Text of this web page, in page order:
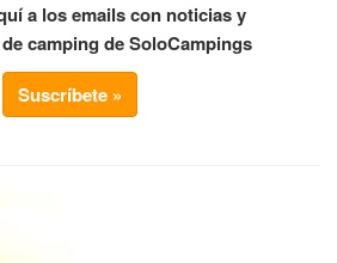
a los emails con noticias y
camping de SoloCampings
Suscríbete »